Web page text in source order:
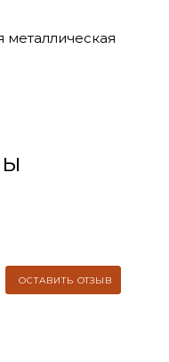
ОСТАВИТЬ ОТЗЫВ